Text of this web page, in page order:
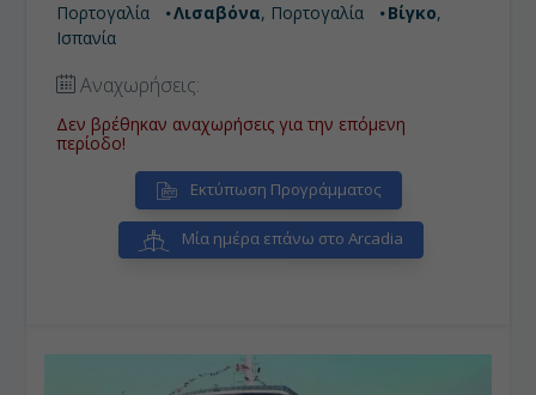
Πορτογαλία
Λισαβόνα, Πορτογαλία Βίγκο,
Ισπανία
Αναχωρήσεις:
Δεν βρέθηκαν αναχωρήσεις για την επόμενη
περίοδο!
Εκτύπωση Προγράμματος
Μία ημέρα επάνω στο Arcadia